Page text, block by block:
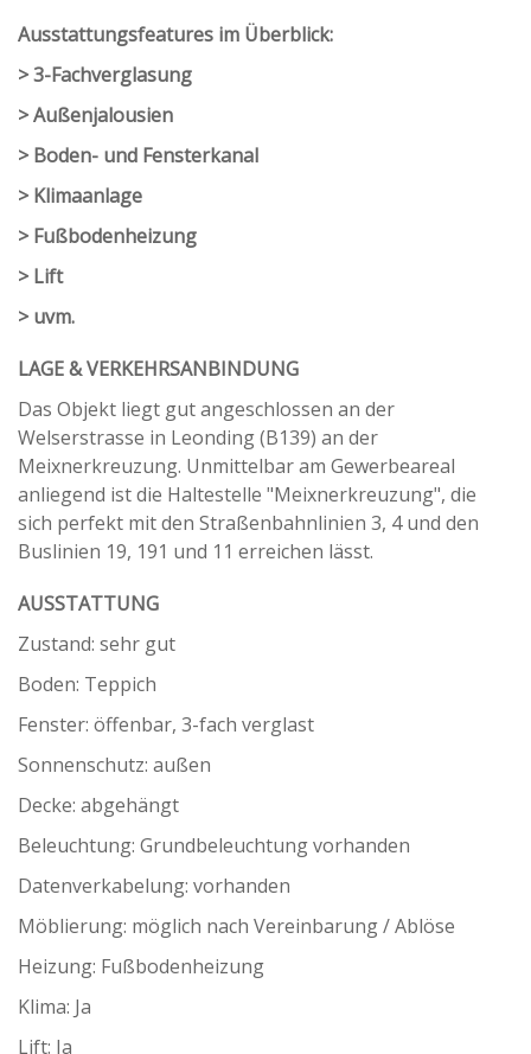
Ausstattungsfeatures im Überblick:
> 3-Fachverglasung
> Außenjalousien
> Boden- und Fensterkanal
> Klimaanlage
> Fußbodenheizung
> Lift
> uvm.
LAGE & VERKEHRSANBINDUNG
Das Objekt liegt gut angeschlossen an der
Welserstrasse in Leonding (B139) an der
Meixnerkreuzung. Unmittelbar am Gewerbeareal
anliegend ist die Haltestelle "Meixnerkreuzung", die
sich perfekt mit den Straßenbahnlinien 3, 4 und den
Buslinien 19, 191 und 11 erreichen lässt.
AUSSTATTUNG
Zustand: sehr gut
Boden: Teppich
Fenster: öffenbar, 3-fach verglast
Sonnenschutz: außen
Decke: abgehängt
Beleuchtung: Grundbeleuchtung vorhanden
Datenverkabelung: vorhanden
Möblierung: möglich nach Vereinbarung / Ablöse
Heizung: Fußbodenheizung
Klima: Ja
Lift: Ja